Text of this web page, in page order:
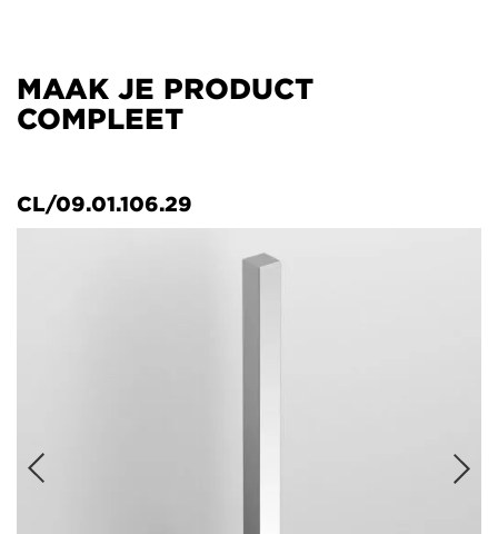
MAAK JE PRODUCT
COMPLEET
CL/09.01.106.29